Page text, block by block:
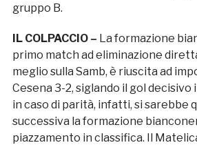
gruppo B.
IL COLPACCIO – La formazione
primo match ad eliminazione
meglio sulla Samb, è riuscita ad
Cesena 3-2, siglando il gol
in caso di parità, infatti, si sarebbe
successiva la formazione
piazzamento in classifica. Il